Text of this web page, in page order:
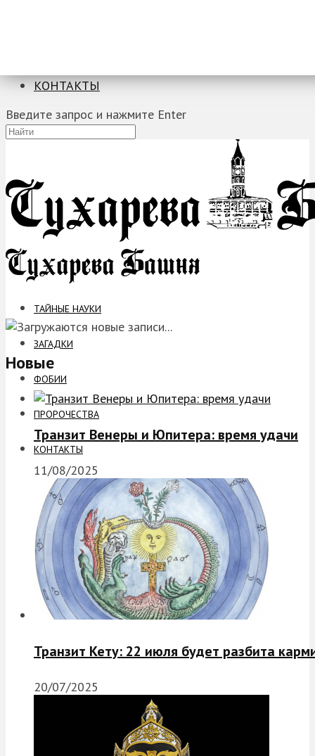
КОНТАКТЫ
Введите запрос и нажмите Enter
ТАЙНЫЕ НАУКИ
ЗАГАДКИ
ФОБИИ
ПРОРОЧЕСТВА
КОНТАКТЫ
Новые
Транзит Венеры и Юпитера: время удачи
11/08/2025
Транзит Кету: 22 июля будет разбита
20/07/2025